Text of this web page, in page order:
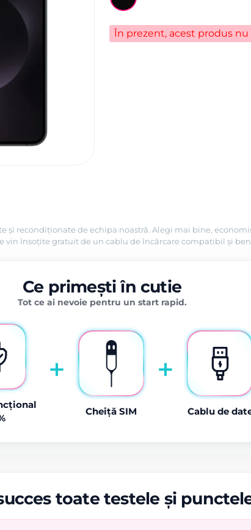
În prezent, acest produs
și recondiționate de echipa noastră. Alegi mai bine,
însoțite gratuit de un cablu de încărcare compatibil și
Ce primești în cutie
Tot ce ai nevoie pentru un start rapid.
+
Cheiță SIM
+
Cablu de
toate testele și